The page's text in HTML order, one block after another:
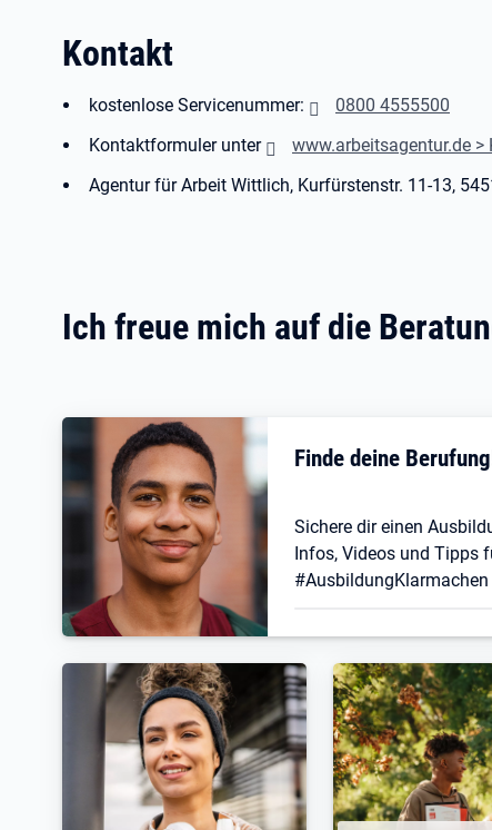
Kontakt
kostenlose Servicenummer:
0800 4555500
Kontaktformuler unter
www.arbeitsagentur.de >
Agentur für Arbeit Wittlich, Kurfürstenstr. 11-13,
Ich freue mich auf die
Finde deine
Sichere dir einen
Infos, Videos und Tipps
#AusbildungKlarmachen